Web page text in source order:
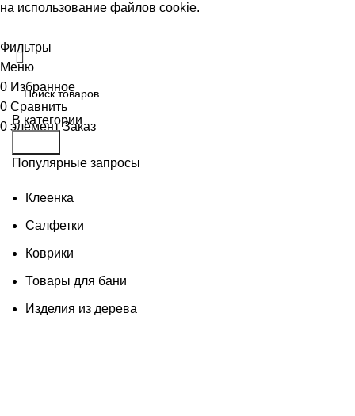
на использование файлов cookie.
В категории
Популярные запросы
Клеенка
Салфетки
Коврики
Товары для бани
Изделия из дерева
Фильтры
Меню
0 Избранное
0 Сравнить
0 элемент Заказ